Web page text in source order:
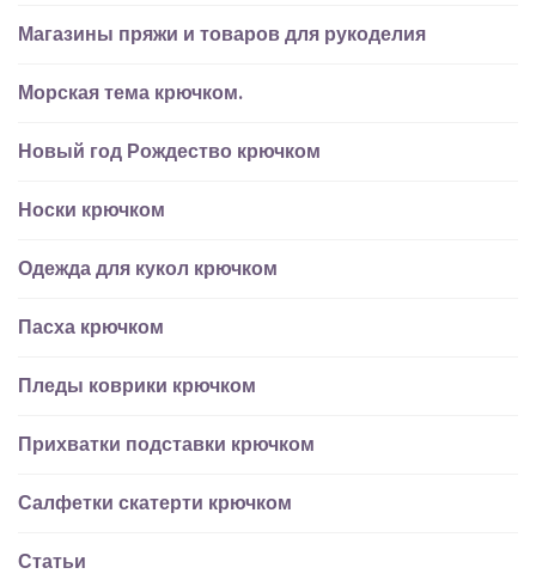
Магазины пряжи и товаров для рукоделия
Морская тема крючком.
Новый год Рождество крючком
Носки крючком
Одежда для кукол крючком
Пасха крючком
Пледы коврики крючком
Прихватки подставки крючком
Салфетки скатерти крючком
Статьи